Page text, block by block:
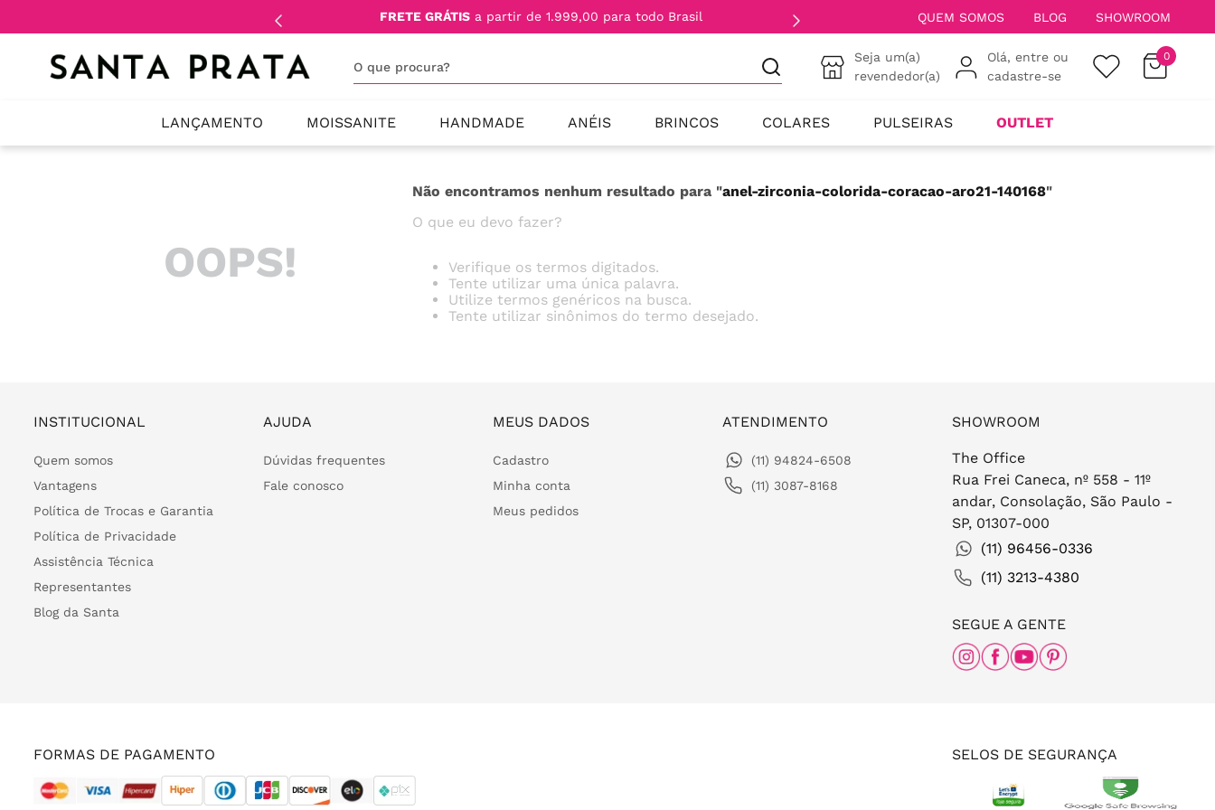
FRETE GRÁTIS a partir de 1.999,00 para todo Brasil QUEM SOMOS BLOG SHOWROOM
Seja um(a)
revendedor(a)
Olá, entre ou
cadastre-se
0
LANÇAMENTO MOISSANITE HANDMADE ANÉIS BRINCOS COLARES PULSEIRAS OUTLET
OOPS!
Não encontramos nenhum resultado para "anel-zirconia-colorida-coracao-aro21-140168"
O que eu devo fazer?
Verifique os termos digitados.
Tente utilizar uma única palavra.
Utilize termos genéricos na busca.
Tente utilizar sinônimos do termo desejado.
INSTITUCIONAL
Quem somos
Vantagens
Política de Trocas e Garantia
Política de Privacidade
Assistência Técnica
Representantes
Blog da Santa
AJUDA
Dúvidas frequentes
Fale conosco
MEUS DADOS
Cadastro
Minha conta
Meus pedidos
ATENDIMENTO
(11) 94824-6508
(11) 3087-8168
SHOWROOM
The Office
Rua Frei Caneca, nº 558 - 11º
andar, Consolação, São Paulo -
SP, 01307-000
(11) 96456-0336
(11) 3213-4380
SEGUE A GENTE
FORMAS DE PAGAMENTO SELOS DE SEGURANÇA